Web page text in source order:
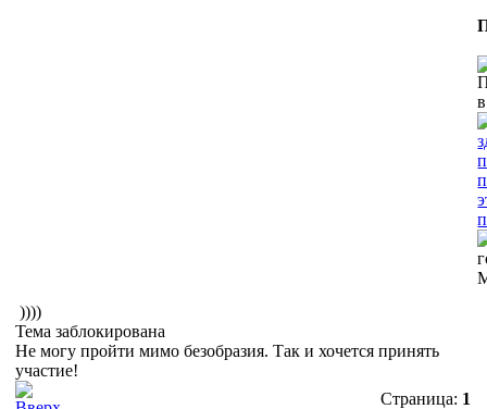
))))
Тема заблокирована
Не могу пройти мимо безобразия. Так и хочется принять
участие!
Страница: 1